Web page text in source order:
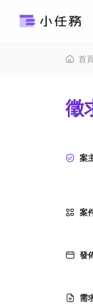
首
徵
案
案
發
需